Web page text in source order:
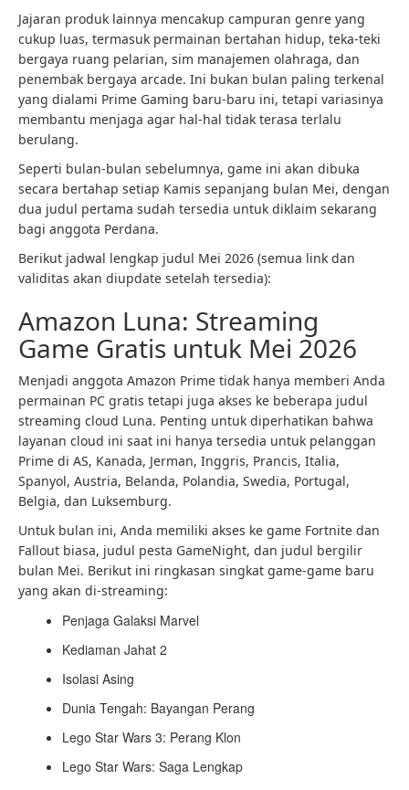
Jajaran produk lainnya mencakup campuran genre yang
cukup luas, termasuk permainan bertahan hidup, teka-teki
bergaya ruang pelarian, sim manajemen olahraga, dan
penembak bergaya arcade. Ini bukan bulan paling terkenal
yang dialami Prime Gaming baru-baru ini, tetapi variasinya
membantu menjaga agar hal-hal tidak terasa terlalu
berulang.
Seperti bulan-bulan sebelumnya, game ini akan dibuka
secara bertahap setiap Kamis sepanjang bulan Mei, dengan
dua judul pertama sudah tersedia untuk diklaim sekarang
bagi anggota Perdana.
Berikut jadwal lengkap judul Mei 2026 (semua link dan
validitas akan diupdate setelah tersedia):
Amazon Luna: Streaming
Game Gratis untuk Mei 2026
Menjadi anggota Amazon Prime tidak hanya memberi Anda
permainan PC gratis tetapi juga akses ke beberapa judul
streaming cloud Luna. Penting untuk diperhatikan bahwa
layanan cloud ini saat ini hanya tersedia untuk pelanggan
Prime di AS, Kanada, Jerman, Inggris, Prancis, Italia,
Spanyol, Austria, Belanda, Polandia, Swedia, Portugal,
Belgia, dan Luksemburg.
Untuk bulan ini, Anda memiliki akses ke game Fortnite dan
Fallout biasa, judul pesta GameNight, dan judul bergilir
bulan Mei. Berikut ini ringkasan singkat game-game baru
yang akan di-streaming:
Penjaga Galaksi Marvel
Kediaman Jahat 2
Isolasi Asing
Dunia Tengah: Bayangan Perang
Lego Star Wars 3: Perang Klon
Lego Star Wars: Saga Lengkap